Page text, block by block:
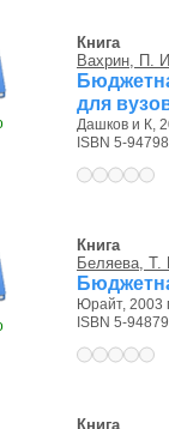
Книга
Вахрин, П.
для
Дашков и К,
ISBN 5-
Книга
Беляева, Т.
Юрайт, 2003
ISBN 5-
Книга